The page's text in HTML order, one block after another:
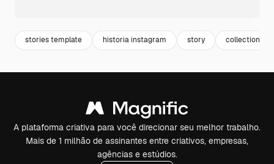
stories template historia instagram story collection
A plataforma criativa para você direcionar seu melhor trabalho.
Mais de 1 milhão de assinantes entre criativos, empresas,
agências e estúdios.